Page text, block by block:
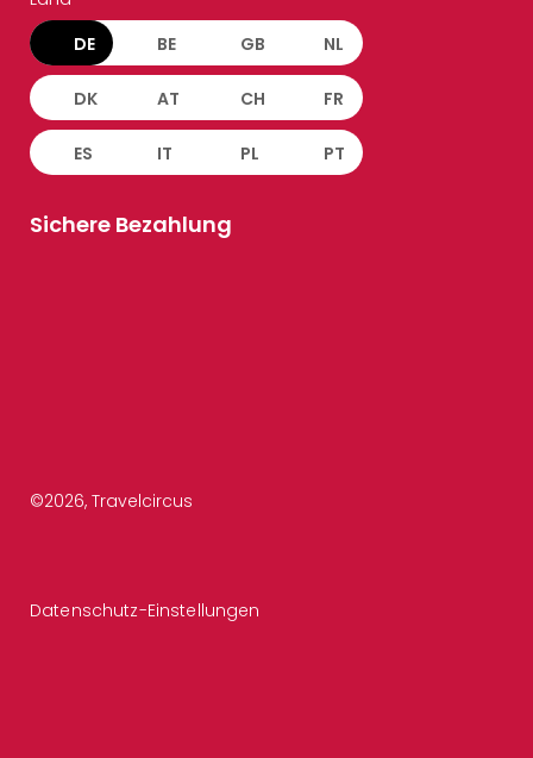
DE BE GB NL
DK AT CH FR
ES IT PL PT
Sichere Bezahlung
©2026, Travelcircus
Datenschutz-Einstellungen